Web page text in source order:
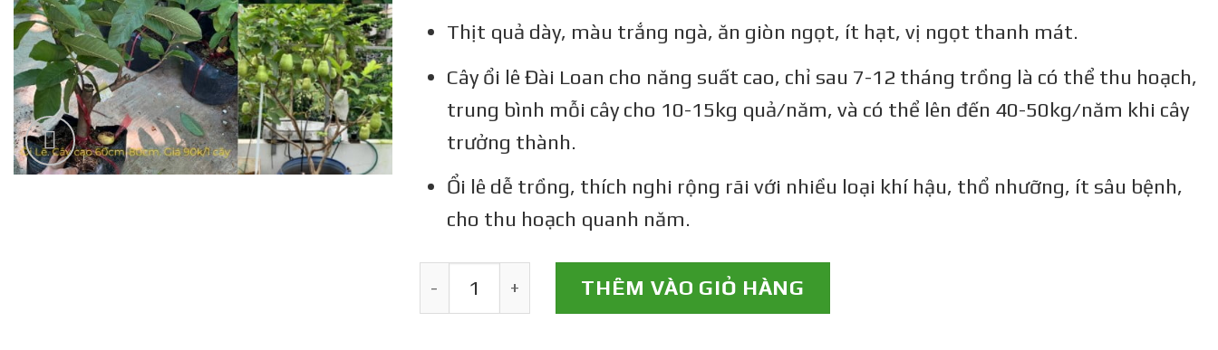
Thịt quả dày, màu trắng ngà, ăn giòn ngọt, ít hạt, vị ngọt thanh mát.
Cây ổi lê Đài Loan cho năng suất cao, chỉ sau 7-12 tháng trồng là có thể thu hoạch,
trung bình mỗi cây cho 10-15kg quả/năm, và có thể lên đến 40-50kg/năm khi cây
trưởng thành.
Ổi lê dễ trồng, thích nghi rộng rãi với nhiều loại khí hậu, thổ nhưỡng, ít sâu bệnh,
cho thu hoạch quanh năm.
Cây Giống Ổi Lê Đài Loan số lượng
THÊM VÀO GIỎ HÀNG